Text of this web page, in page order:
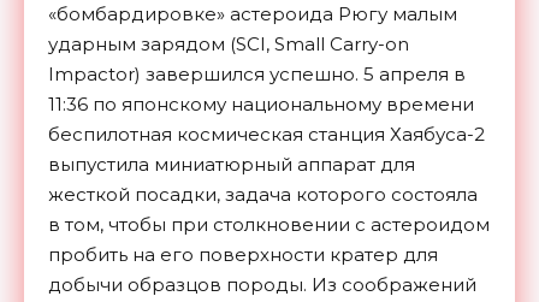
«бомбардировке» астероида Рюгу малым
ударным зарядом (SCI, Small Carry-on
Impactor) завершился успешно. 5 апреля в
11:36 по японскому национальному времени
беспилотная космическая станция Хаябуса-2
выпустила миниатюрный аппарат для
жесткой посадки, задача которого состояла
в том, чтобы при столкновении с астероидом
пробить на его поверхности кратер для
добычи образцов породы. Из соображений